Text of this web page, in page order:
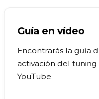
Guía en vídeo
Encontrarás la guía
activación del
YouTube